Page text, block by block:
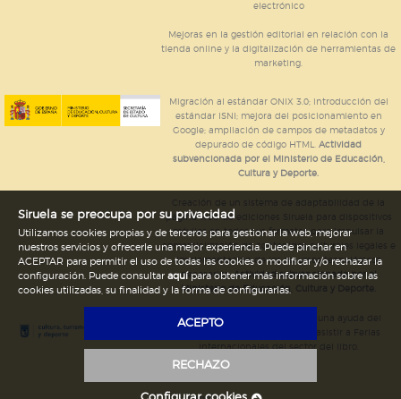
electrónico
Mejoras en la gestión editorial en relación con la
tienda online y la digitalización de herramientas de
marketing.
Migración al estándar ONIX 3.0; introducción del
estándar ISNI; mejora del posicionamiento en
Google; ampliación de campos de metadatos y
depurado de código HTML.Actividad
subvencionada por el Ministerio de Educación,
Cultura y Deporte.
página web de ediciones Siruela para dispositivos
móviles en todos sus formatos para impulsar la
comercialización de contenidos culturales legales e
implementación de los recursos tecnológicos
necesarios.Actividad subvencionada por el
Ministerio de Educación, Cultura y Deporte.
Ediciones Siruela ha percibido una ayuda del
Siruela se preocupa por su privacidad
Utilizamos cookies propias y de terceros para gestionar la web, mejorar
nuestros servicios y ofrecerle una mejor experiencia. Puede pinchar en
ACEPTAR para permitir el uso de todas las cookies o modificar y/o rechazar la
configuración. Puede consultar aquípara obtener más información sobre las
cookies utilizadas, su finalidad y la forma de configurarlas.
ACEPTO
RECHAZO